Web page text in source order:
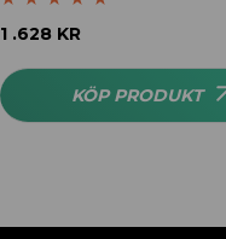
Betygsatt5.00
1 .628 KR
KÖP PRODUKT